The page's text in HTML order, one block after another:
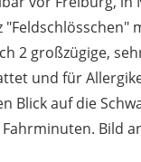
2 großzügige,
und für
Blick auf die
Bild